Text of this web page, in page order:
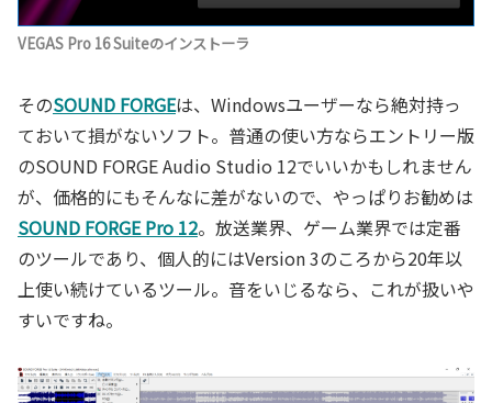
VEGAS Pro 16 Suiteのインストーラ
そのSOUND FORGEは、Windowsユーザーなら絶対持っ
ておいて損がないソフト。普通の使い方ならエントリー版
のSOUND FORGE Audio Studio 12でいいかもしれません
が、価格的にもそんなに差がないので、やっぱりお勧めは
SOUND FORGE Pro 12。放送業界、ゲーム業界では定番
のツールであり、個人的にはVersion 3のころから20年以
上使い続けているツール。音をいじるなら、これが扱いや
すいですね。